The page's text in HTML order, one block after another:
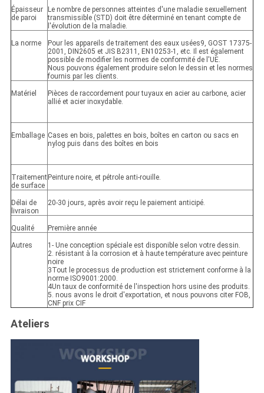
Épaisseur
de paroi
Le nombre de personnes atteintes d'une maladie sexuellement
transmissible (STD) doit être déterminé en tenant compte de
l'évolution de la maladie.
La norme
Pour les appareils de traitement des eaux usées9, GOST 17375-
2001, DIN2605 et JIS B2311, EN10253-1, etc. Il est également
possible de modifier les normes de conformité de l'UE.
Nous pouvons également produire selon le dessin et les normes
fournis par les clients.
Matériel
Pièces de raccordement pour tuyaux en acier au carbone, acier
allié et acier inoxydable.
Emballage Cases en bois, palettes en bois, boîtes en carton ou sacs en
nylog puis dans des boîtes en bois
Traitement
de surface
Peinture noire, et pétrole anti-rouille.
Délai de
livraison
20-30 jours, après avoir reçu le paiement anticipé.
Qualité Première année
Autres
1- Une conception spéciale est disponible selon votre dessin.
2. résistant à la corrosion et à haute température avec peinture
noire
3Tout le processus de production est strictement conforme à la
norme ISO9001:2000.
4Un taux de conformité de l'inspection hors usine des produits.
5. nous avons le droit d'exportation, et nous pouvons citer FOB,
CNF prix CIF
Ateliers